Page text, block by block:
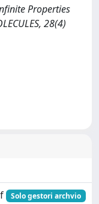
Properties
28(4)
Solo gestori archvio